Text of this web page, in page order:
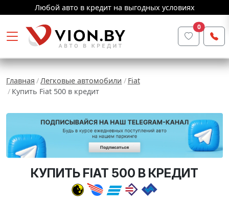
Любой авто в кредит на выгодных условиях
0
Главная Легковые автомобили
Fiat
Купить Fiat 500 в кредит
КУПИТЬ FIAT 500 В КРЕДИТ